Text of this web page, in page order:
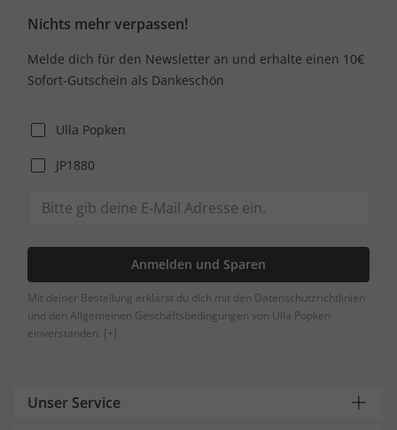
Nichts mehr verpassen!
Melde dich für den Newsletter an und erhalte einen 10€
Sofort-Gutschein als Dankeschön
Ulla Popken
JP1880
Anmelden und Sparen
Mit deiner Bestellung erklärst du dich mit den Datenschutzrichtlinien
und den Allgemeinen Geschäftsbedingungen von Ulla Popken
einverstanden. [+]
Unser Service